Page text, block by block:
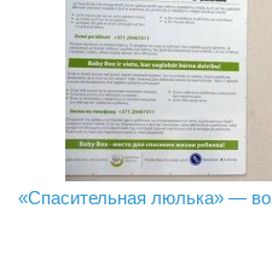
В Даугавпилсе определили
«Спасительная люлька» —
Новое поколение